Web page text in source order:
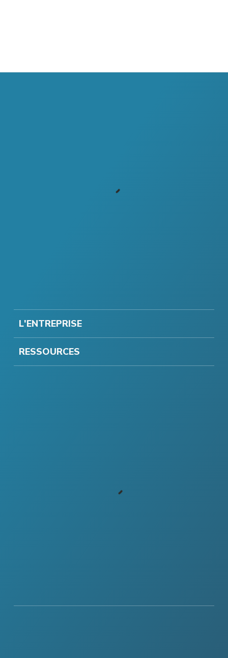
L'ENTREPRISE
RESSOURCES